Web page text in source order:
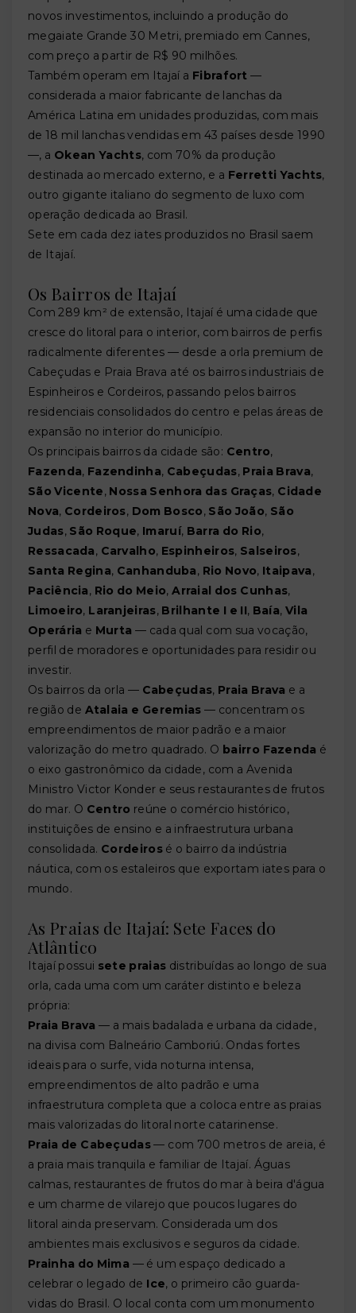
novos investimentos, incluindo a produção do
megaiate Grande 30 Metri, premiado em Cannes,
com preço a partir de R$ 90 milhões.
Também operam em Itajaí a Fibrafort —
considerada a maior fabricante de lanchas da
América Latina em unidades produzidas, com mais
de 18 mil lanchas vendidas em 43 países desde 1990
—, a Okean Yachts, com 70% da produção
destinada ao mercado externo, e a Ferretti Yachts,
outro gigante italiano do segmento de luxo com
operação dedicada ao Brasil.
Sete em cada dez iates produzidos no Brasil saem
de Itajaí.
Os Bairros de Itajaí
Com 289 km² de extensão, Itajaí é uma cidade que
cresce do litoral para o interior, com bairros de perfis
radicalmente diferentes — desde a orla premium de
Cabeçudas e Praia Brava até os bairros industriais de
Espinheiros e Cordeiros, passando pelos bairros
residenciais consolidados do centro e pelas áreas de
expansão no interior do município.
Os principais bairros da cidade são: Centro,
Fazenda, Fazendinha, Cabeçudas, Praia Brava,
São Vicente, Nossa Senhora das Graças, Cidade
Nova, Cordeiros, Dom Bosco, São João, São
Judas, São Roque, Imaruí, Barra do Rio,
Ressacada, Carvalho, Espinheiros, Salseiros,
Santa Regina, Canhanduba, Rio Novo, Itaipava,
Paciência, Rio do Meio,Arraial dos Cunhas,
Limoeiro, Laranjeiras, Brilhante I e II, Baía, Vila
Operária e Murta — cada qual com sua vocação,
perfil de moradores e oportunidades para residir ou
investir.
Os bairros da orla — Cabeçudas, Praia Brava e a
região de Atalaia e Geremias — concentram os
empreendimentos de maior padrão e a maior
valorização do metro quadrado. O bairro Fazenda é
o eixo gastronômico da cidade, com a Avenida
Ministro Victor Konder e seus restaurantes de frutos
do mar. O Centro reúne o comércio histórico,
instituições de ensino e a infraestrutura urbana
consolidada. Cordeirosé o bairro da indústria
náutica, com os estaleiros que exportam iates para o
mundo.
As Praias de Itajaí: Sete Faces do
Atlântico
Itajaí possui sete praias distribuídas ao longo de sua
orla, cada uma com um caráter distinto e beleza
própria:
Praia Brava — a mais badalada e urbana da cidade,
na divisa com Balneário Camboriú. Ondas fortes
ideais para o surfe, vida noturna intensa,
empreendimentos de alto padrão e uma
infraestrutura completa que a coloca entre as praias
mais valorizadas do litoral norte catarinense.
Praia de Cabeçudas— com 700 metros de areia, é
a praia mais tranquila e familiar de Itajaí. Águas
calmas, restaurantes de frutos do mar à beira d'água
e um charme de vilarejo que poucos lugares do
litoral ainda preservam. Considerada um dos
ambientes mais exclusivos e seguros da cidade.
Prainha do Mima — é um espaço dedicado a
celebrar o legado de Ice, o primeiro cão guarda-
vidas do Brasil. O local conta com um monumento